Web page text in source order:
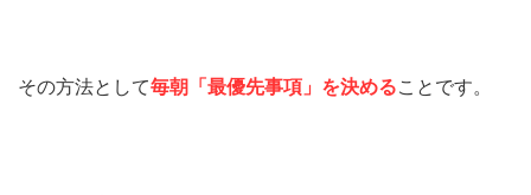
その方法として毎朝「最優先事項」を決めることです。